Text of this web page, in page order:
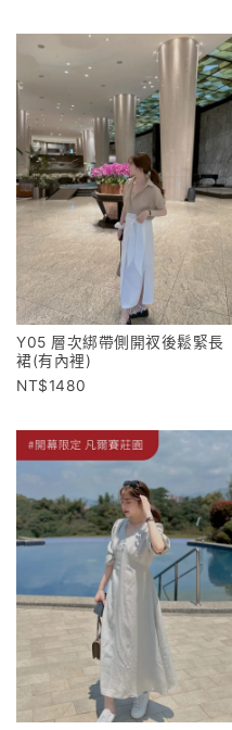
Y05 層次綁帶側開衩後鬆緊長
裙(有內裡)
1480